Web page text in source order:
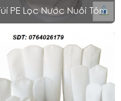
Túi PE Lọc Nước Nuôi Tôm